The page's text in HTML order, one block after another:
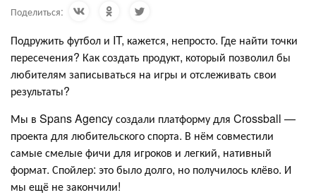
Поделиться:
Подружить футбол и IT, кажется, непросто. Где найти точки
пересечения? Как создать продукт, который позволил бы
любителям записываться на игры и отслеживать свои
результаты?
Мы в Spans Agency создали платформу для Crossball —
проекта для любительского спорта. В нём совместили
самые смелые фичи для игроков и легкий, нативный
формат. Спойлер: это было долго, но получилось клёво. И
мы ещё не закончили!